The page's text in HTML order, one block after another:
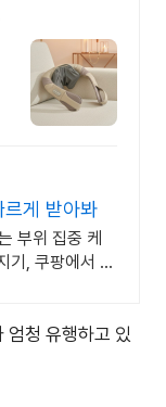
게 받아봐
부위 집중 케
기, 쿠팡에서 만
엄청 유행하고 있